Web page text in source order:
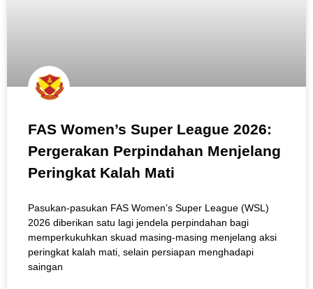
FAS Women’s Super League 2026:
Pergerakan Perpindahan Menjelang
Peringkat Kalah Mati
Pasukan-pasukan FAS Women’s Super League (WSL)
2026 diberikan satu lagi jendela perpindahan bagi
memperkukuhkan skuad masing-masing menjelang aksi
peringkat kalah mati, selain persiapan menghadapi
saingan